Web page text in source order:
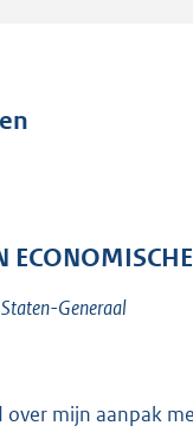
r
oGeneraal
over mijn aanpak